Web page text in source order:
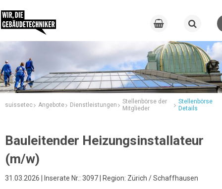
suissetec Angebote Dienstleistungen
Stellenbörse der
Mitglieder
Stellenbörse
Details
Bauleitender Heizungsinstallateur
(m/w)
31.03.2026 | Inserate Nr.: 3097 | Region: Zürich / Schaffhausen